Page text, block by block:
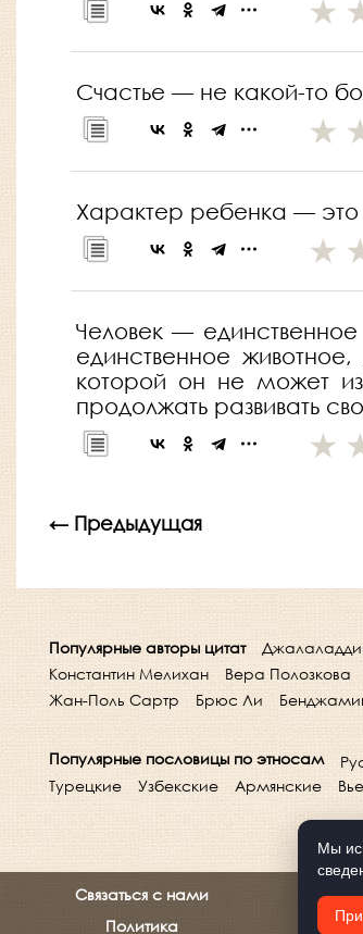
Счастье — не какой-то
Характер ребенка — это
Человек —
единственное
которой он не может
продолжать развивать
← Предыдущая
Популярные авторы цитат
Константин Мелихан
Вера Полозкова
Жан-Поль Сартр
Брюс Ли
Популярные пословицы по этносам
Турецкие
Узбекские Армянские
Связаться с нами
Политика
Мы